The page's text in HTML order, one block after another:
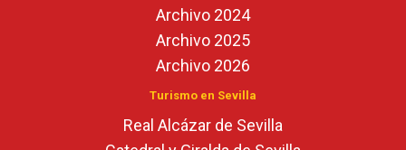
Archivo 2024
Archivo 2025
Archivo 2026
Turismo en Sevilla
Real Alcázar de Sevilla